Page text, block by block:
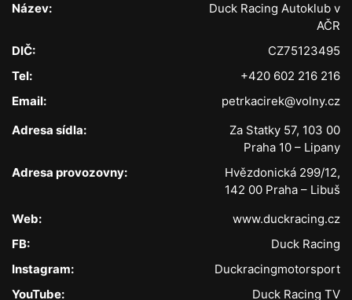
Název:
Duck Racing Autoklub v
AČR
DIČ:
CZ75123495
Tel:
+420 602 216 216
Email:
petrkacirek@volny.cz
Adresa sídla:
Za Statky 57, 103 00
Praha 10 – Lipany
Adresa provozovny:
Hvězdonická 299/12,
142 00 Praha – Libuš
Web:
www.duckracing.cz
FB:
Duck Racing
Instagram:
Duckracingmotorsport
YouTube:
Duck Racing TV